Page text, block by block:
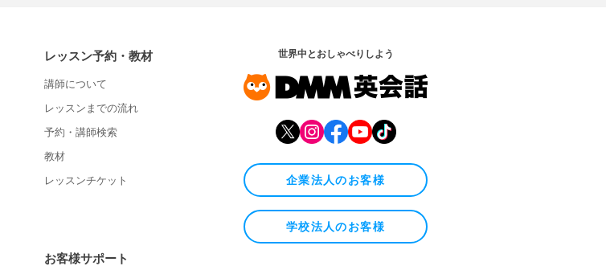
レッスン予約・教材
講師について
レッスンまでの流れ
予約・講師検索
教材
レッスンチケット
お客様サポート
世界中とおしゃべりしよう
企業法人のお客様
学校法人のお客様